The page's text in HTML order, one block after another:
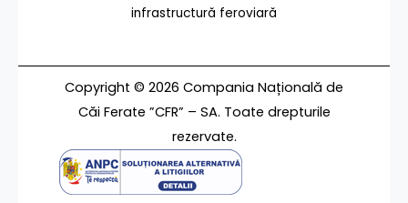
infrastructură feroviară
Copyright © 2026 Compania Națională de
Căi Ferate ”CFR” – SA. Toate drepturile
rezervate.